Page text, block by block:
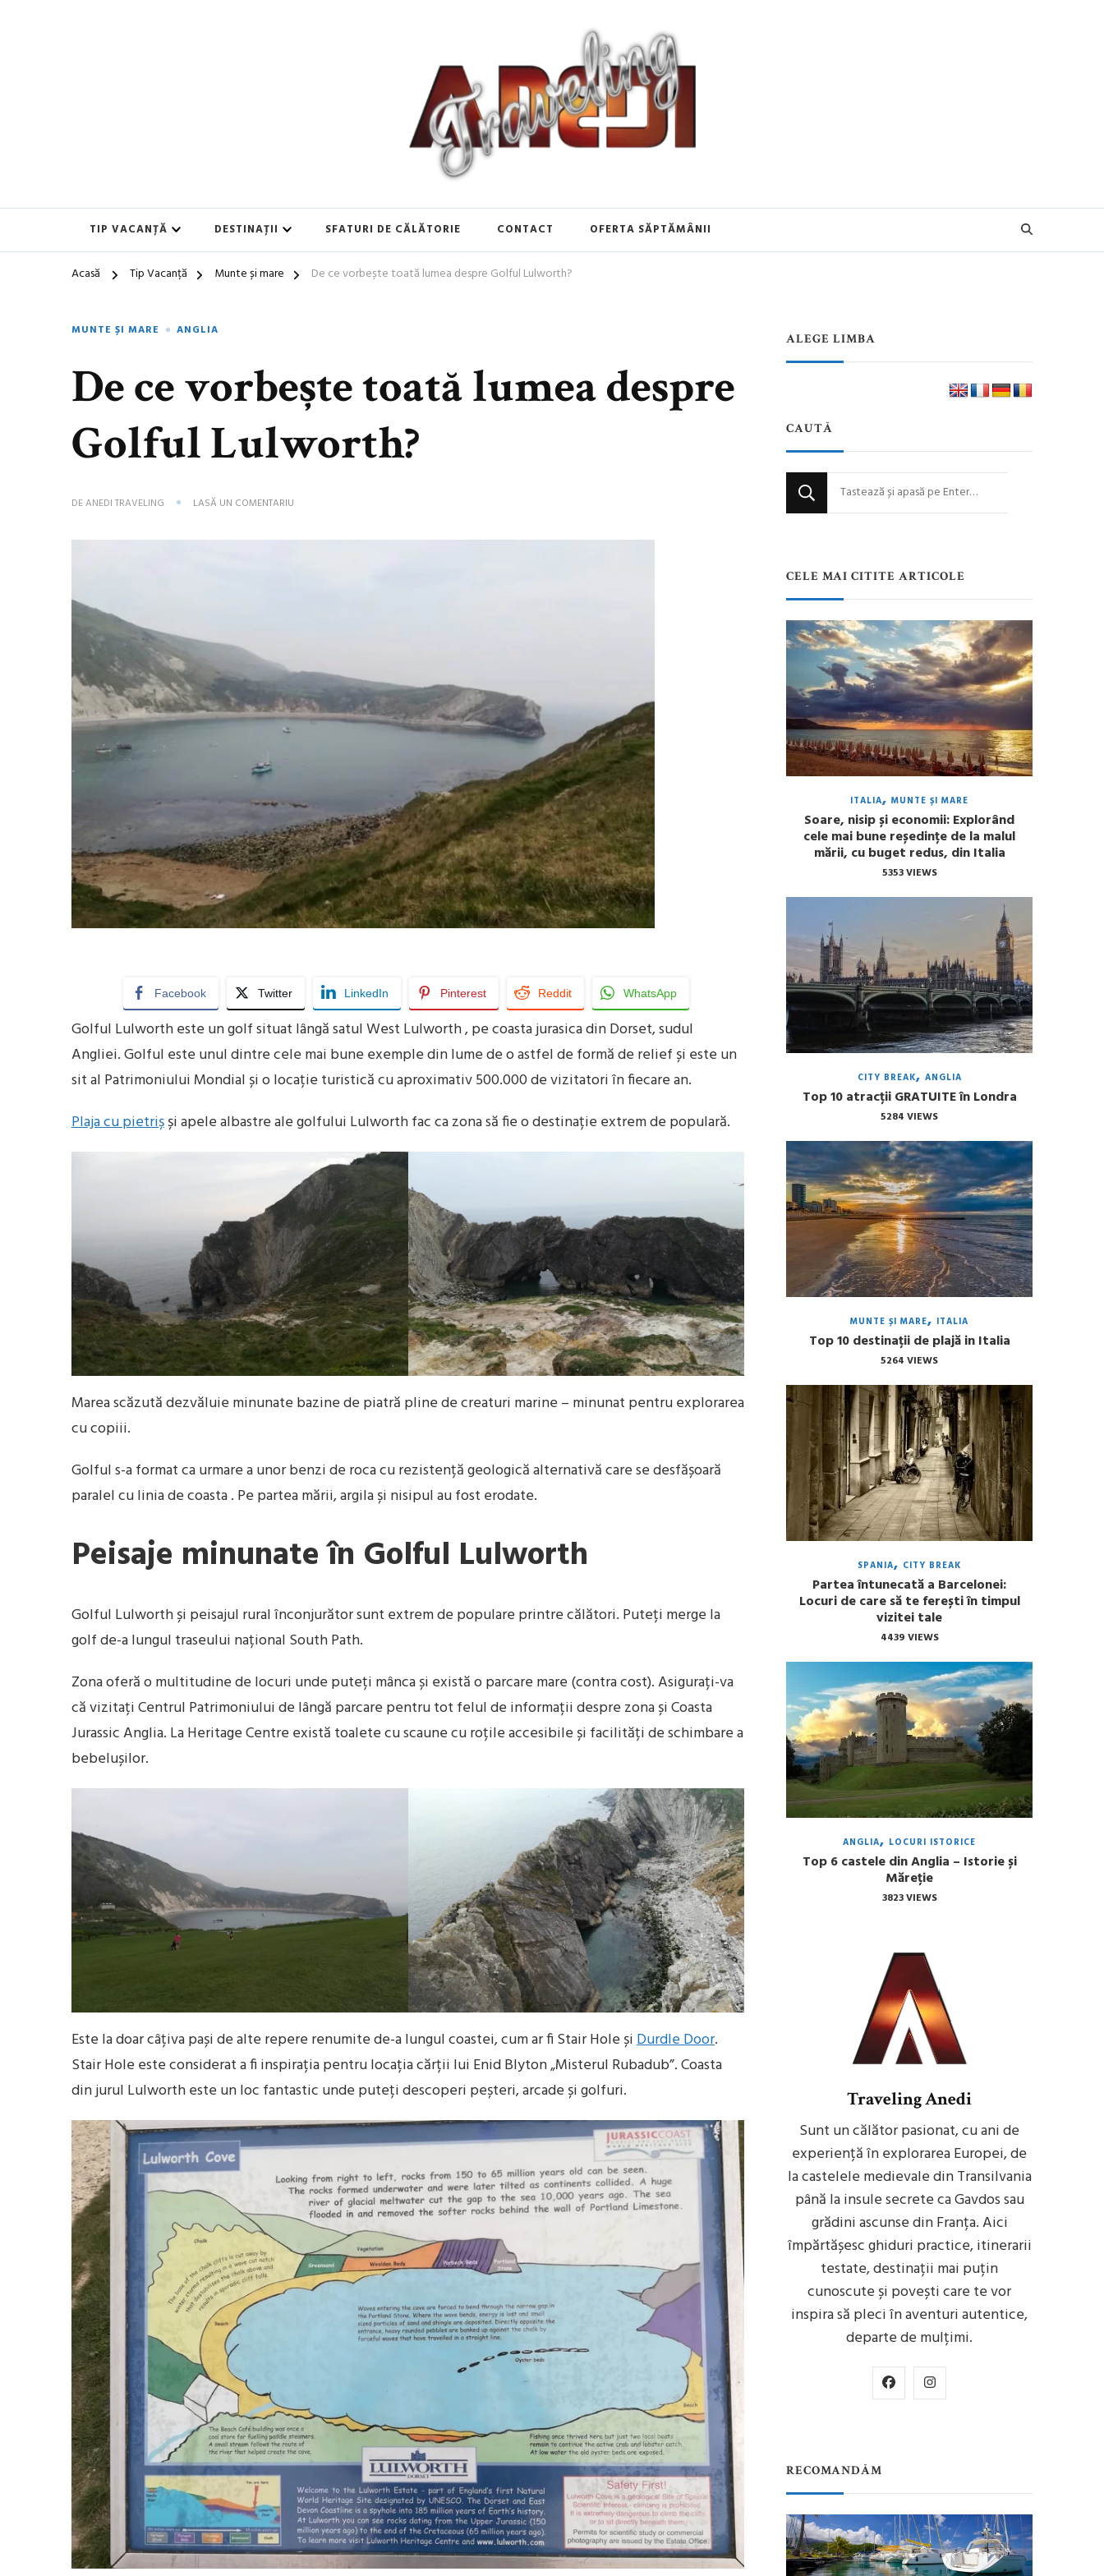
TIP VACANȚĂ DESTINAȚII SFATURI DE CĂLĂTORIE CONTACT OFERTA SĂPTĂMÂNII
Acasă Tip Vacanță Munte și mare De ce vorbește toată lumea despre Golful Lulworth?
MUNTE ȘI MARE ANGLIA
De ce vorbește toată lumea despre
Golful Lulworth?
DEANEDI TRAVELING LASĂ UN COMENTARIU
VORBEȘTE
Facebook Twitter LinkedIn Pinterest Reddit WhatsApp
Golful Lulworth este un golf situat lângă satul West Lulworth , pe coasta jurasica din Dorset, sudul
Angliei. Golful este unul dintre cele mai bune exemple din lume de o astfel de formă de relief și este un
sit al Patrimoniului Mondial și o locație turistică cu aproximativ 500.000 de vizitatori în fiecare an.
Plaja cu pietrișși apele albastre ale golfului Lulworth fac ca zona să fie o destinație extrem de populară.
Marea scăzută dezvăluie minunate bazine de piatră pline de creaturi marine – minunat pentru explorarea
cu copiii.
Golful s-a format ca urmare a unor benzi de roca cu rezistență geologică alternativă care se desfășoară
paralel cu linia de coasta . Pe partea mării, argila și nisipul au fost erodate.
Peisaje minunate în Golful Lulworth
Golful Lulworth și peisajul rural înconjurător sunt extrem de populare printre călători. Puteți merge la
golf de-a lungul traseului național South Path.
Zona oferă o multitudine de locuri unde puteți mânca și există o parcare mare (contra cost). Asigurați-va
că vizitați Centrul Patrimoniului de lângă parcare pentru tot felul de informații despre zona și Coasta
Jurassic Anglia. La Heritage Centre există toalete cu scaune cu roțile accesibile și facilități de schimbare a
bebelușilor.
Este la doar câțiva pași de alte repere renumite de-a lungul coastei, cum ar fi Stair Hole șiDurdle Door.
Stair Hole este considerat a fi inspirația pentru locația cărții lui Enid Blyton „Misterul Rubadub”. Coasta
din jurul Lulworth este un loc fantastic unde puteți descoperi peșteri, arcade și golfuri.
ALEGE LIMBA
CAUTĂ
Cauți
ceva?
CELE MAI CITITE ARTICOLE
ITALIA MUNTE ȘI MARE
Soare, nisip și economii: Explorând
cele mai bune reședințe de la malul
mării, cu buget redus, din Italia
5353 VIEWS
CITY BREAK ANGLIA
Top 10 atracții GRATUITE în Londra
5284 VIEWS
MUNTE ȘI MARE ITALIA
Top 10 destinații de plajă in Italia
5264 VIEWS
SPANIA CITY BREAK
Partea întunecată a Barcelonei:
Locuri de care să te ferești în timpul
vizitei tale
4439 VIEWS
ANGLIA LOCURI ISTORICE
Top 6 castele din Anglia – Istorie și
Măreție
3823 VIEWS
Traveling Anedi
Sunt un călător pasionat, cu ani de
experiență în explorarea Europei, de
la castelele medievale din Transilvania
până la insule secrete ca Gavdos sau
grădini ascunse din Franța. Aici
împărtășesc ghiduri practice, itinerarii
testate, destinații mai puțin
cunoscute și povești care te vor
inspira să pleci în aventuri autentice,
departe de mulțimi.
RECOMANDĂM